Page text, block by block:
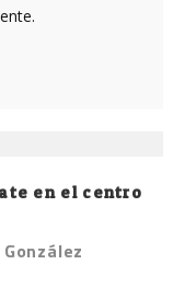
en el centro